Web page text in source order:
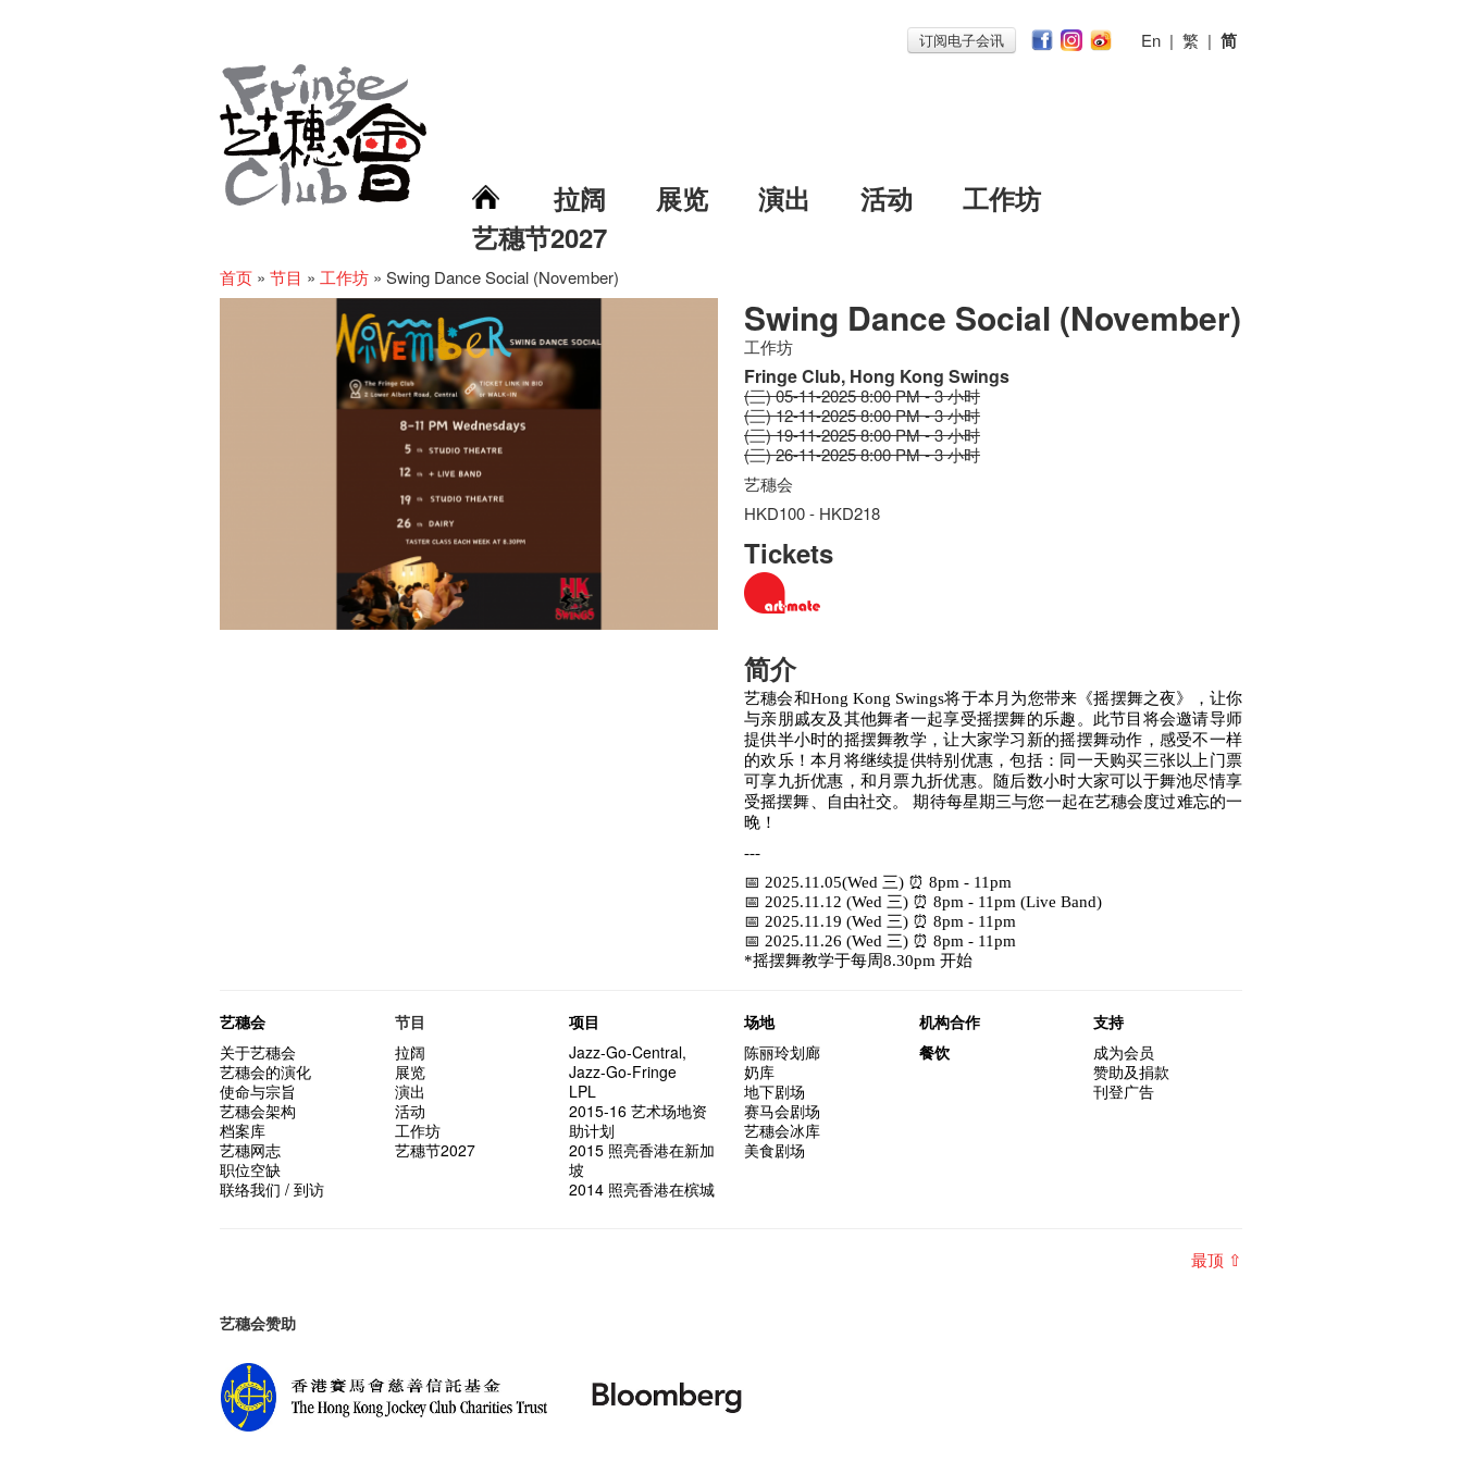
订阅电子会讯 En | 繁 | 简
拉阔 展览 演出 活动
工作坊
艺穗节2027
首页 » 节目 » 工作坊 » Swing Dance Social (November)
Swing Dance Social (November)
工作坊
Fringe Club, Hong Kong Swings
(三) 05-11-2025 8:00 PM - 3 小时
(三) 12-11-2025 8:00 PM - 3 小时
(三) 19-11-2025 8:00 PM - 3 小时
(三) 26-11-2025 8:00 PM - 3 小时
艺穗会
HKD100 - HKD218
Tickets
简介
艺穗会和Hong Kong Swings将于本月为您带来《摇摆舞之夜》，让你
与亲朋戚友及其他舞者一起享受摇摆舞的乐趣。此节目将会邀请导师
提供半小时的摇摆舞教学，让大家学习新的摇摆舞动作，感受不一样
的欢乐！本月将继续提供特别优惠，包括：同一天购买三张以上门票
可享九折优惠，和月票九折优惠。随后数小时大家可以于舞池尽情享
受摇摆舞、自由社交。 期待每星期三与您一起在艺穗会度过难忘的一
晚！
---
📅 2025.11.05(Wed 三) ⏰ 8pm - 11pm
📅 2025.11.12 (Wed 三) ⏰ 8pm - 11pm (Live Band)
📅 2025.11.19 (Wed 三) ⏰ 8pm - 11pm
📅 2025.11.26 (Wed 三) ⏰ 8pm - 11pm
*摇摆舞教学于每周8.30pm 开始
艺穗会
关于艺穗会
艺穗会的演化
使命与宗旨
艺穗会架构
档案库
艺穗网志
职位空缺
联络我们 / 到访
节目
拉阔
展览
演出
活动
工作坊
艺穗节2027
项目
Jazz-Go-Central,
Jazz-Go-Fringe
LPL
2015-16 艺术场地资
助计划
2015 照亮香港在新加
坡
2014 照亮香港在槟城
场地
陈丽玲划廊
奶库
地下剧场
赛马会剧场
艺穗会冰库
美食剧场
机构合作
餐饮
支持
成为会员
赞助及捐款
刊登广告
最顶 ⇧
艺穗会赞助